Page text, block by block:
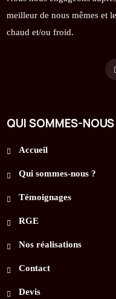
meilleur de nous mêmes et
chaud et/ou froid.
QUI SOMMES-
Accueil
Qui sommes-nous ?
Témoignages
RGE
Nos réalisations
Contact
Devis